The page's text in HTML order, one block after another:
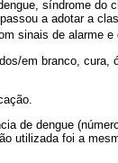
síndrome do
a adotar a
sinais de alarme e
em branco,
de dengue
utilizada foi a